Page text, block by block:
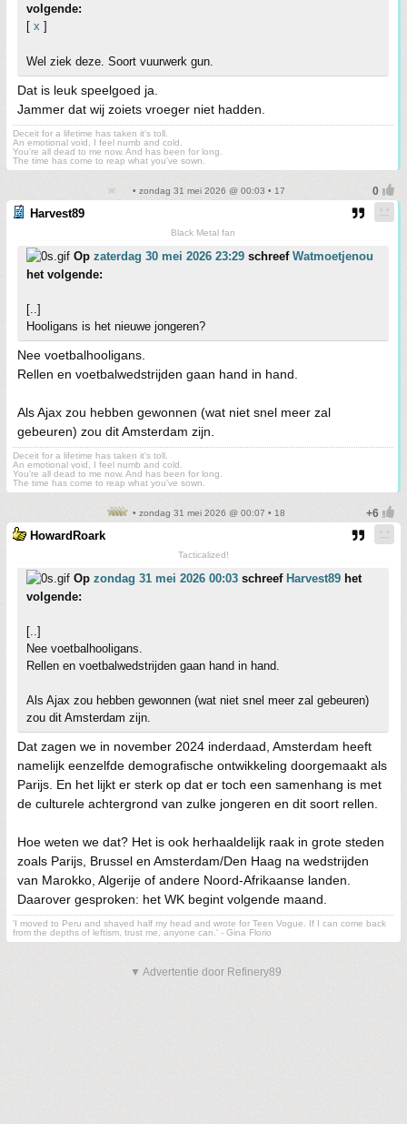
volgende:
[ x ]
Wel ziek deze. Soort vuurwerk gun.
Dat is leuk speelgoed ja.
Jammer dat wij zoiets vroeger niet hadden.
Deceit for a lifetime has taken it's toll.
An emotional void, I feel numb and cold.
You're all dead to me now. And has been for long.
The time has come to reap what you've sown.
• zondag 31 mei 2026 @ 00:03 • 17
Harvest89
Black Metal fan
Op zaterdag 30 mei 2026 23:29 schreef Watmoetjenou
het volgende:
[..]
Hooligans is het nieuwe jongeren?
Nee voetbalhooligans.
Rellen en voetbalwedstrijden gaan hand in hand.
Als Ajax zou hebben gewonnen (wat niet snel meer zal
gebeuren) zou dit Amsterdam zijn.
Deceit for a lifetime has taken it's toll.
An emotional void, I feel numb and cold.
You're all dead to me now. And has been for long.
The time has come to reap what you've sown.
• zondag 31 mei 2026 @ 00:07 • 18
HowardRoark
Tacticalized!
Op zondag 31 mei 2026 00:03 schreef Harvest89 het
volgende:
[..]
Nee voetbalhooligans.
Rellen en voetbalwedstrijden gaan hand in hand.
Als Ajax zou hebben gewonnen (wat niet snel meer zal gebeuren)
zou dit Amsterdam zijn.
Dat zagen we in november 2024 inderdaad, Amsterdam heeft
namelijk eenzelfde demografische ontwikkeling doorgemaakt als
Parijs. En het lijkt er sterk op dat er toch een samenhang is met
de culturele achtergrond van zulke jongeren en dit soort rellen.
Hoe weten we dat? Het is ook herhaaldelijk raak in grote steden
zoals Parijs, Brussel en Amsterdam/Den Haag na wedstrijden
van Marokko, Algerije of andere Noord-Afrikaanse landen.
Daarover gesproken: het WK begint volgende maand.
'I moved to Peru and shaved half my head and wrote for Teen Vogue. If I can come back
from the depths of leftism, trust me, anyone can.' - Gina Florio
▼ Advertentie door Refinery89